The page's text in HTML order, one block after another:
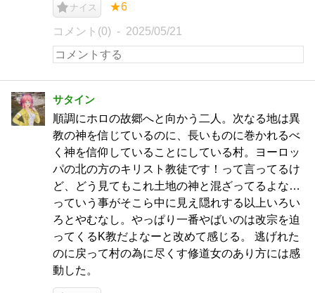
ナイス ★6
コメント(0) 2025/05/21
サタイン
順調にホロの故郷へと向かう二人。次なる地は異
教の神を信じているのに、長いものに巻かれるべ
く神を信仰していることにしている村。ヨーロッ
パの北の方のキリスト教徒です！って言ってるけ
ど、どう見てもこれ土地の神と混ざってるよな…
っていう事がそこら中に見え隠れする以上いろい
ろとやむなし。やっぱり一番やばいのは改宗を迫
ってくるK教だよなーと改めて感じる。 逃げれた
のに戻って村の為に尽くす修道女のあり方には感
動した。